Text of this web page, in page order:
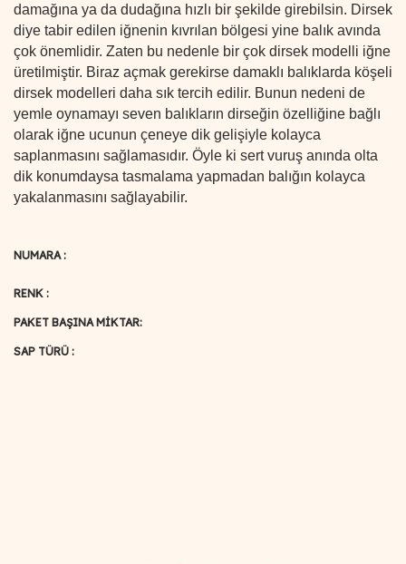
damağına ya da dudağına hızlı bir şekilde girebilsin. Dirsek
diye tabir edilen iğnenin kıvrılan bölgesi yine balık avında
çok önemlidir. Zaten bu nedenle bir çok dirsek modelli iğne
üretilmiştir. Biraz açmak gerekirse damaklı balıklarda köşeli
dirsek modelleri daha sık tercih edilir. Bunun nedeni de
yemle oynamayı seven balıkların dirseğin özelliğine bağlı
olarak iğne ucunun çeneye dik gelişiyle kolayca
saplanmasını sağlamasıdır. Öyle ki sert vuruş anında olta
dik konumdaysa tasmalama yapmadan balığın kolayca
yakalanmasını sağlayabilir.
NUMARA :
RENK :
PAKET BAŞINA MİKTAR:
SAP TÜRÜ :